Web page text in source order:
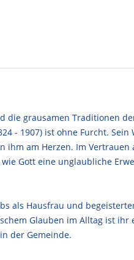
die grausamen Traditionen
- 1907) ist ohne Furcht. Sein
ihm am Herzen. Im
Gott eine unglaubliche
als Hausfrau und
Glauben im Alltag ist ihr
der Gemeinde.